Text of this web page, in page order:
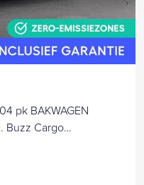
pk BAKWAGEN
Buzz Cargo